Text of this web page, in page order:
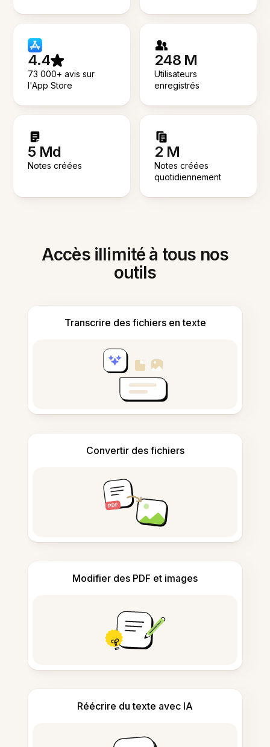
4.4
73 000+ avis sur
l'App Store
248 M
Utilisateurs
enregistrés
5 Md
Notes créées
2 M
Notes créées
quotidiennement
Accès illimité à tous nos
outils
Transcrire des fichiers en texte
Convertir des fichiers
Modifier des PDF et images
Réécrire du texte avec IA